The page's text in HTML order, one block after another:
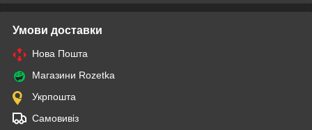
Умови доставки
Нова Пошта
Магазини Rozetka
Укрпошта
Самовивіз